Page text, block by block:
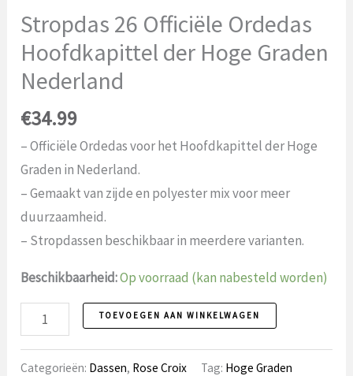
Stropdas 26 Officiële Ordedas
Hoofdkapittel der Hoge Graden
Nederland
€34.99
– Officiële Ordedas voor het Hoofdkapittel der Hoge
Graden in Nederland.
– Gemaakt van zijde en polyester mix voor meer
duurzaamheid.
– Stropdassen beschikbaar in meerdere varianten.
Beschikbaarheid:Op voorraad (kan nabesteld worden)
Stropdas
26
Officiële
TOEVOEGEN AAN WINKELWAGEN
Categorieën: Dassen, Rose Croix Tag: Hoge Graden